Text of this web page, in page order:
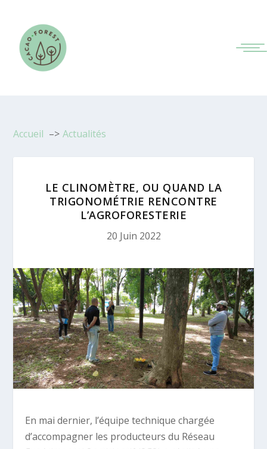
Accueil Actualités
LE CLINOMÈTRE, OU QUAND LA
TRIGONOMÉTRIE RENCONTRE
L’AGROFORESTERIE
20 Juin 2022
En mai dernier, l’équipe technique chargée
d’accompagner les producteurs du Réseau